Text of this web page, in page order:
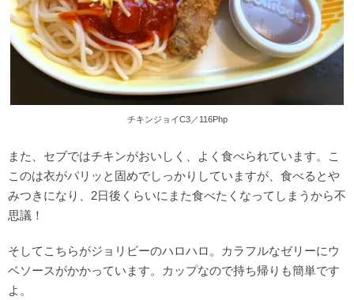
チキンジョイC3／116Php
また、セブではチキンがおいしく、よく食べられています。こ
このは衣がパリッと固めでしっかりしていますが、食べるとや
みつきになり、2日後くらいにまた食べたくなってしまうから不
思議！
そしてこちらがジョリビーのハロハロ。カラフルなゼリーにウ
ベソースがかかっています。カップなので持ち帰りも簡単です
よ。